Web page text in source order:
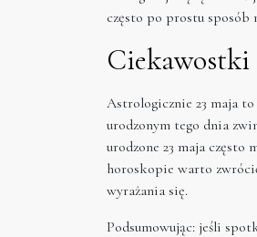
często po prostu sposób
Ciekawostki
Astrologicznie 23 maja
urodzonym tego dnia
urodzone 23 maja
horoskopie warto
wyrażania się.
Podsumowując: jeśli